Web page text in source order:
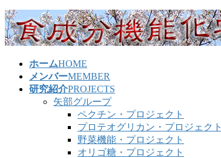
コ
ン
テ
ナ
ビ
ゲ
ホームHOME
メンバーMEMBER
研究紹介PROJECTS
矢部グループ
ペクチン・プロジェクト
プロテオグリカン・プロジェクト
野菜機能・プロジェクト
オリゴ糖・プロジェクト